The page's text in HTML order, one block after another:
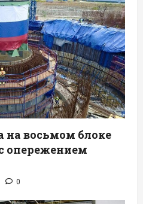
на восьмом блоке
опережением
0